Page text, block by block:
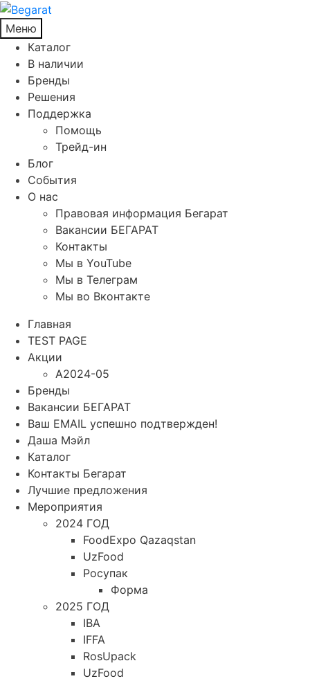
Меню
Каталог
В наличии
Бренды
Решения
Поддержка
Помощь
Трейд-ин
Блог
События
О нас
Правовая информация Бегарат
Вакансии БЕГАРАТ
Контакты
Мы в YouTube
Мы в Телеграм
Мы во Вконтакте
Главная
TEST PAGE
Акции
A2024-05
Бренды
Вакансии БЕГАРАТ
Ваш EMAIL успешно подтвержден!
Даша Мэйл
Каталог
Контакты Бегарат
Лучшие предложения
Мероприятия
2024 ГОД
FoodExpo Qazaqstan
UzFood
Росупак
Форма
2025 ГОД
IBA
IFFA
RosUpack
UzFood